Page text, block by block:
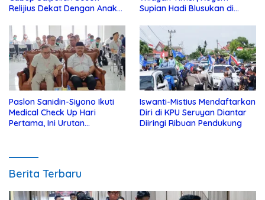
Relijius Dekat Dengan Anak
Supian Hadi Blusukan di
Paslon Sanidin-Siyono Ikuti
Medical Check Up Hari
Pertama, Ini Urutan
Iswanti-Mistius Mendaftarkan
Diri di KPU Seruyan Diantar
Diiringi Ribuan Pendukung
Berita Terbaru